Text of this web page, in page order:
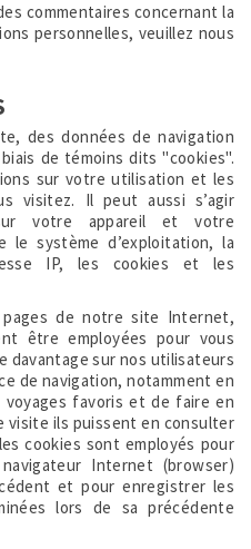
commentaires concernant la
personnelles, veuillez nous
des données de navigation
de témoins dits "cookies".
sur votre utilisation et les
visitez. Il peut aussi s’agir
votre appareil et votre
système d’exploitation, la
IP, les cookies et les
de notre site Internet,
être employées pour vous
davantage sur nos utilisateurs
de navigation, notamment en
favoris et de faire en
visite ils puissent en consulter
cookies sont employés pour
Internet (browser)
et pour enregistrer les
lors de sa précédente